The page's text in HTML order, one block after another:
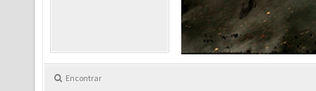
Encontrar